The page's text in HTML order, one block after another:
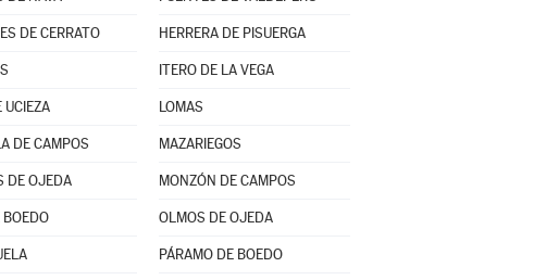
DE CERRATO HERRERA DE PISUERGA
ITERO DE LA VEGA
UCIEZA LOMAS
DE CAMPOS MAZARIEGOS
DE OJEDA MONZÓN DE CAMPOS
BOEDO OLMOS DE OJEDA
PÁRAMO DE BOEDO